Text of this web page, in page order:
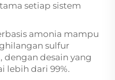
setiap sistem
amonia mampu
sulfur
dengan desain yang
lebih dari 99%.